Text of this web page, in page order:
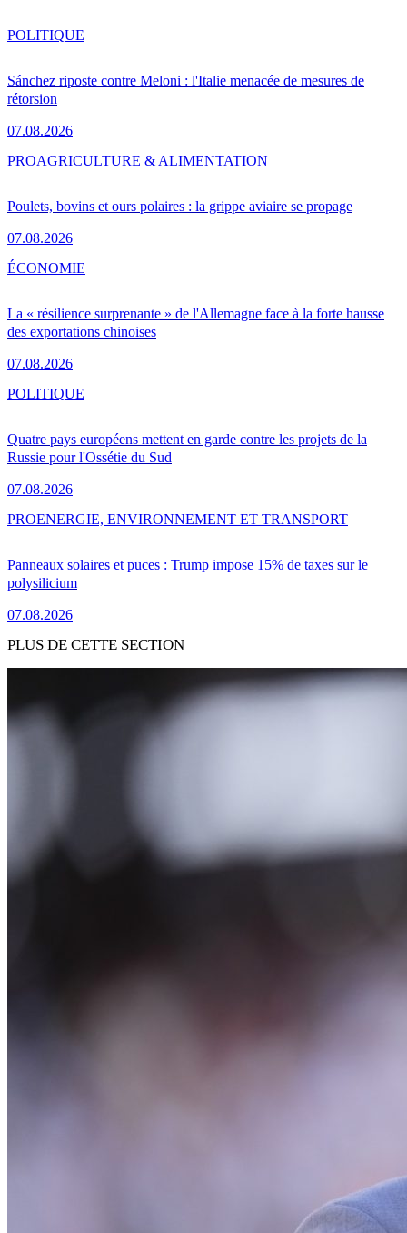
Sánchez riposte contre Meloni : l'Italie menacée de mesures de
rétorsion
07.08.2026
POLITIQUE
Poulets, bovins et ours polaires : la grippe aviaire se propage
07.08.2026
PROAGRICULTURE & ALIMENTATION
La « résilience surprenante » de l'Allemagne face à la forte hausse
des exportations chinoises
07.08.2026
ÉCONOMIE
Quatre pays européens mettent en garde contre les projets de la
Russie pour l'Ossétie du Sud
07.08.2026
POLITIQUE
Panneaux solaires et puces : Trump impose 15% de taxes sur le
polysilicium
07.08.2026
PROENERGIE, ENVIRONNEMENT ET TRANSPORT
PLUS DE CETTE SECTION